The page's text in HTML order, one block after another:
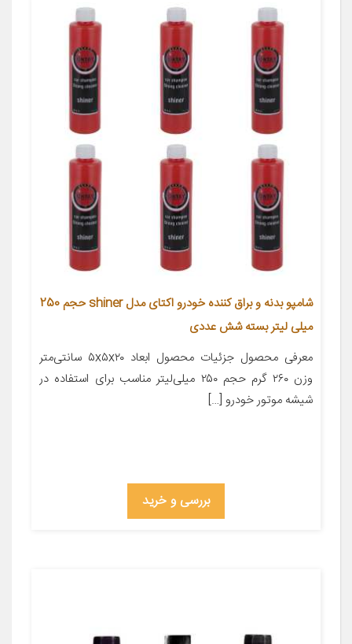
شامپو بدنه و براق کننده خودرو اکتای مدل shiner حجم 250
میلی لیتر بسته شش عددی
معرفی محصول جزئیات محصول ابعاد ۵x۵x۲۰ سانتی‌متر
وزن ۲۶۰ گرم حجم ۲۵۰ میلی‌لیتر مناسب برای استفاده در
شیشه موتور خودرو […]
بررسی و خرید